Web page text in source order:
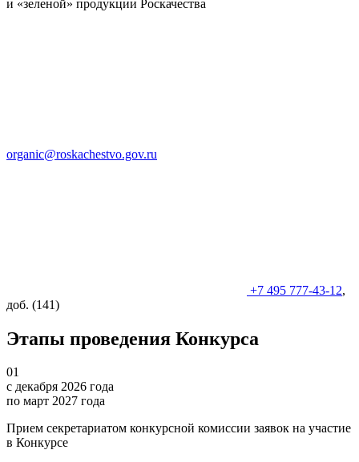
и «зеленой» продукции Роскачества
organic@roskachestvo.gov.ru
+7 495 777-43-12,
доб. (141)
Этапы проведения Конкурса
01
с декабря 2026 года
по март 2027 года
Прием секретариатом конкурсной комиссии заявок на участие
в Конкурсе